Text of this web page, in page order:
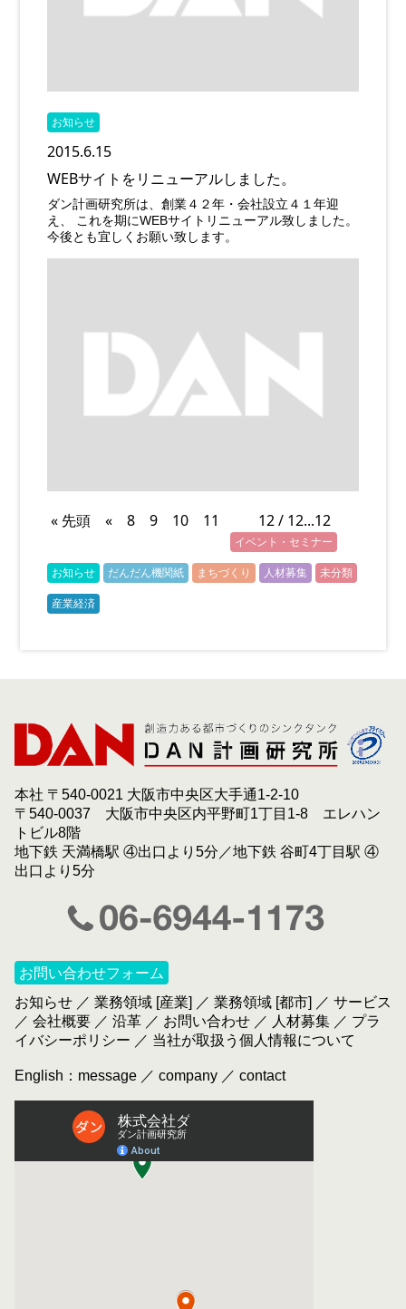
お知らせ
2015.6.15
WEBサイトをリニューアルしました。
ダン計画研究所は、創業４２年・会社設立４１年迎
え、 これを期にWEBサイトリニューアル致しました。
今後とも宜しくお願い致します。
12 / 12
« 先頭 « ...
8 9 10 11 12
イベント・セミナー
お知らせ
だんだん機関紙 まちづくり 人材募集
未分類
産業経済
本社 〒540-0021 大阪市中央区大手通1-2-10
〒540-0037 大阪市中央区内平野町1丁目1-8 エレハン
トビル8階
地下鉄 天満橋駅 ④出口より5分／地下鉄 谷町4丁目駅 ④
出口より5分
お問い合わせフォーム
お知らせ ／ 業務領域 [産業] ／ 業務領域 [都市] ／ サービス
／ 会社概要 ／ 沿革 ／ お問い合わせ ／ 人材募集 ／ プラ
イバシーポリシー ／ 当社が取扱う個人情報について
English： message ／ company ／ contact